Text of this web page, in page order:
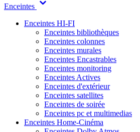
Enceintes
Enceintes HI-FI
Enceintes bibliothèques
Enceintes colonnes
Enceintes murales
Enceintes Encastrables
Enceintes monitoring
Enceintes Actives
Enceintes d'extérieur
Enceintes satellites
Enceintes de soirée
Enceintes pc et multimedias
Enceintes Home-Cinéma